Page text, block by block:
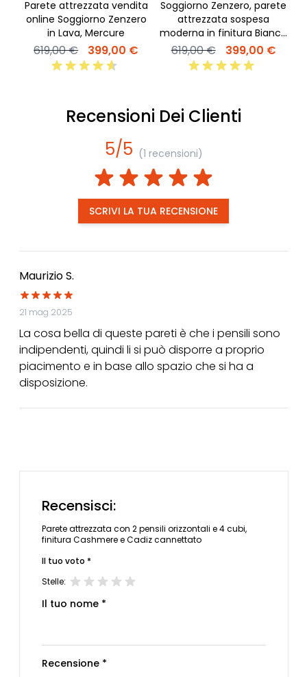
Parete attrezzata vendita
online Soggiorno Zenzero
in Lava, Mercure
619,00 € 399,00 €
Soggiorno Zenzero, parete
attrezzata sospesa
moderna in finitura Bianco
lucido e Cadiz
619,00 € 399,00 €
Recensioni Dei Clienti
5/5 (1 recensioni)
SCRIVI LA TUA RECENSIONE
Maurizio S.
21 mag 2025
La cosa bella di queste pareti è che i pensili sono
indipendenti, quindi li si può disporre a proprio
piacimento e in base allo spazio che si ha a
disposizione.
Recensisci:
Parete attrezzata con 2 pensili orizzontali e 4 cubi,
finitura Cashmere e Cadiz cannettato
Il tuo voto *
Stelle:
Il tuo nome *
Recensione *